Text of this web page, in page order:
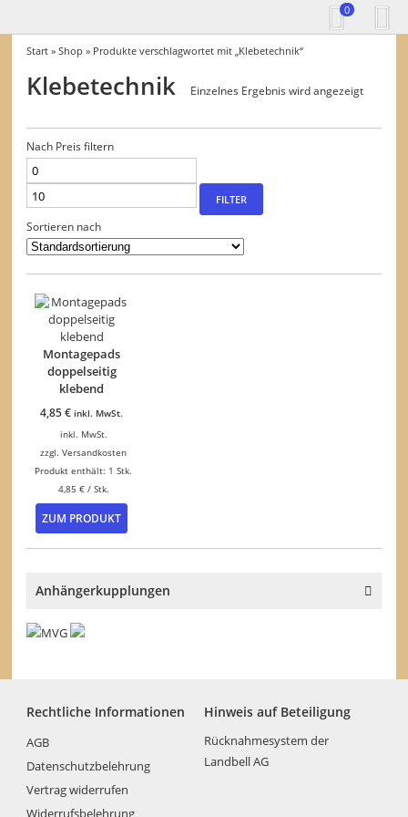
0
Start »Shop » Produkte verschlagwortet mit „Klebetechnik“
Klebetechnik Einzelnes Ergebnis wird angezeigt
Nach Preis filtern
Min.
Preis
PreisFILTER
Sortieren nach
Montagepads
doppelseitig
klebend
4,85€ inkl. MwSt.
inkl. MwSt.
zzgl.Versandkosten
Produkt enthält: 1Stk.
4,85 €/ Stk.
ZUM PRODUKT
Anhängerkupplungen
Rechtliche Informationen
AGB
Datenschutzbelehrung
Vertrag widerrufen
Widerrufsbelehrung
Hinweis auf Beteiligung
Rücknahmesystem der
Landbell AG